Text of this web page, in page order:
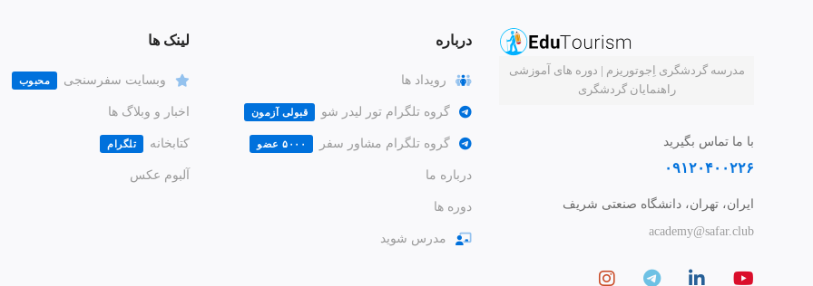
مدرسه گردشگری اِجوتوریزم | دوره های آموزشی
راهنمایان گردشگری
با ما تماس بگیرید
۰۹۱۲۰۴۰۰۲۲۶
ایران، تهران، دانشگاه صنعتی شریف
academy@safar.club
درباره
رویداد ها
گروه تلگرام تور لیدر شو قبولی آزمون
گروه تلگرام مشاور سفر ۵۰۰۰ عضو
درباره ما
دوره ها
مدرس شوید
لینک ها
وبسایت سفرسنجی محبوب
اخبار و وبلاگ ها
کتابخانه تلگرام
آلبوم عکس